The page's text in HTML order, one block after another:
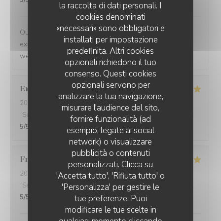
la raccolta di dati personali. I
cookies denominati
«necessari» sono obbligatori e
installati per impostazione
predefinita. Altri cookies
opzionali richiedono il tuo
consenso. Questi cookies
opzionali servono per
analizzare la tua navigazione,
misurare l'audience del sito,
fornire funzionalità (ad
esempio, legate ai social
network) o visualizzare
pubblicità o contenuti
personalizzati. Clicca su
'Accetta tutto', 'Rifiuta tutto' o
'Personalizza' per gestire le
tue preferenze. Puoi
modificare le tue scelte in
Our Family all agreed this was our favorite dining
experience in Paris. The food was delicious, the people
were awesome, and the ambiance perfect.
Enguerrand L
2026-06-10
- 12:30 - Ospiti 6
Servizio
Atmosfera 5 Cucina: 5 /5 Qualità / Prezzo
5/5
Francesca
2026-06-01 - 20:00 - Ospiti 4
Servizio
Atmosfera: 5/5 Cucina: 5/5 Qualità / Prezzo
5/5
L’ARCHELLE